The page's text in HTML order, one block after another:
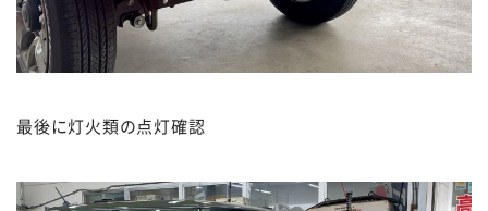
最後に灯火類の点灯確認